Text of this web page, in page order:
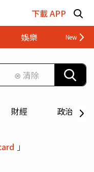
下載 APP
娛樂 財經
⊗ 清除
財經 政治
」